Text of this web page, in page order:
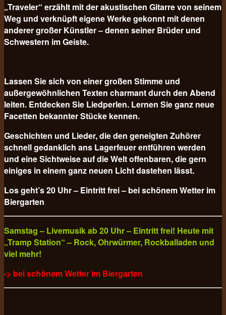
„Traveler“ erzählt mit der akustischen Gitarre von seinem
Weg und verknüpft eigene Werke gekonnt mit denen
anderer großer Künstler – denen seiner Brüder und
Schwestern im Geiste.
Lassen Sie sich von einer großen Stimme und
außergewöhnlichen Texten charmant durch den Abend
leiten. Entdecken Sie Liedperlen. Lernen Sie ganz neue
Facetten bekannter Stücke kennen.
Geschichten und Lieder, die den geneigten Zuhörer
schnell gedanklich ans Lagerfeuer entführen werden
und eine Sichtweise auf die Welt offenbaren, die gern
einiges in einem ganz neuen Licht dastehen lässt.
Los geht’s 20 Uhr – Eintritt frei – bei schönem Wetter im
Biergarten
Samstag – Livemusik ab 20 Uhr – Eintritt frei! Heute mit
„Tramp Station“ – Rock, Ohrwürmer, Rockballaden und
viel mehr!
-> bei schönem Wetter im Biergarten